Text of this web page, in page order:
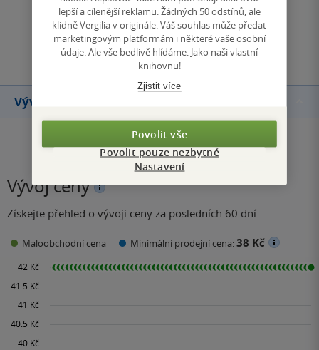
Přidat hodnocení
Vývoj ceny
Vývoj ceny
Získejte přehled o vývoji ceny za posledních 60 dní.
Maloobchodní cena Minimální prodejní cena:38 Kč
lepší a cílenější reklamu. Žádných 50 odstínů, ale
klidně Vergilia v originále. Váš souhlas může předat
marketingovým platformám i některé vaše osobní
údaje. Ale vše bedlivě hlídáme. Jako naši vlastní
knihovnu!
Zjistit více
Povolit vše
Povolit pouze nezbytné
Nastavení